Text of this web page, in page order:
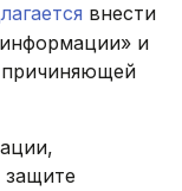
внести
и
защите